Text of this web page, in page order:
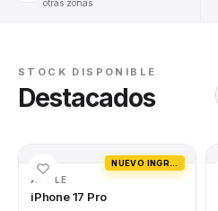
otras zonas
STOCK DISPONIBLE
Destacados
APPLE
iPhone 17 Pro